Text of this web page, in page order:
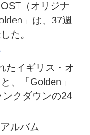
（オリジナ
」は、37週
た。
たイギリス・オ
、「Golden」
クダウンの24
ルバム